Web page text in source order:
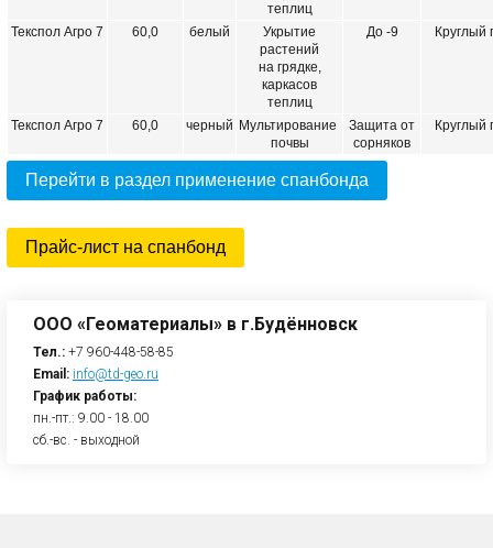
теплиц
Текспол Агро 7 60,0 белый
Укрытие
растений
на грядке,
каркасов
теплиц
До -9 Круглый
Текспол Агро 7 60,0 черный Мультирование
почвы
Защита от
сорняков
Круглый
Перейти в раздел применение спанбонда
Прайс-лист на спанбонд
ООО «Геоматериалы» в г.Будённовск
Тел.: +7 960-448-58-85
Email: info@td-geo.ru
График работы:
пн.-пт.: 9.00 - 18.00
сб.-вс. - выходной